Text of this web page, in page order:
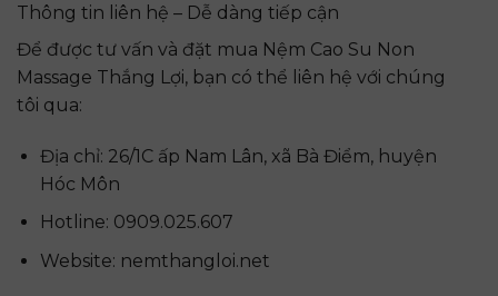
Thông tin liên hệ – Dễ dàng tiếp cận
Để được tư vấn và đặt mua Nệm Cao Su Non
Massage Thắng Lợi, bạn có thể liên hệ với chúng
tôi qua:
Địa chỉ: 26/1C ấp Nam Lân, xã Bà Điểm, huyện
Hóc Môn
Hotline: 0909.025.607
Website: nemthangloi.net